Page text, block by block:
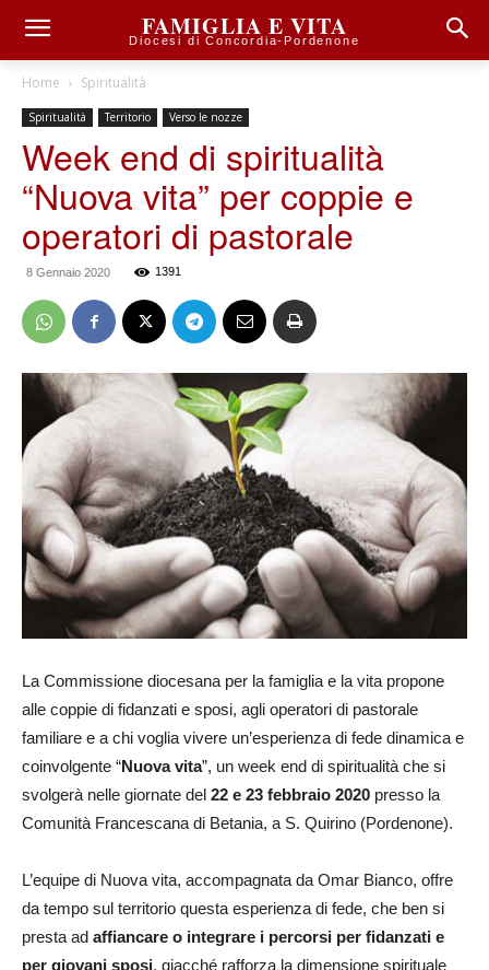
FAMIGLIA E VITA
Diocesi di Concordia-Pordenone
Home Spiritualità
Spiritualità Territorio Verso le nozze
Week end di spiritualità
“Nuova vita” per coppie e
operatori di pastorale
8 Gennaio 2020 1391
La Commissione diocesana per la famiglia e la vita propone
alle coppie di fidanzati e sposi, agli operatori di pastorale
familiare e a chi voglia vivere un’esperienza di fede dinamica e
coinvolgente “Nuova vita”, un week end di spiritualità che si
svolgerà nelle giornate del 22 e 23 febbraio 2020 presso la
Comunità Francescana di Betania, a S. Quirino (Pordenone).
L’equipe di Nuova vita, accompagnata da Omar Bianco, offre
da tempo sul territorio questa esperienza di fede, che ben si
presta ad affiancare o integrare i percorsi per fidanzati e
per giovani sposi, giacché rafforza la dimensione spirituale